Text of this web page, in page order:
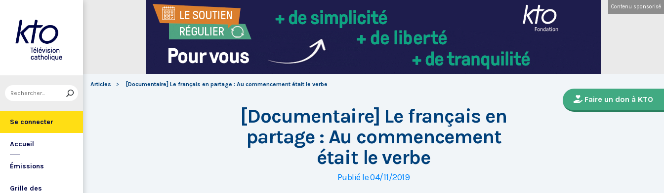
Se connecter
Accueil
Émissions
Grille des
Contenu sponsorisé
Articles [Documentaire] Le français en partage : Au commencement était le verbe
Faire un don à KTO
[Documentaire] Le français en
partage : Au commencement
était le verbe
Publié le 04/11/2019